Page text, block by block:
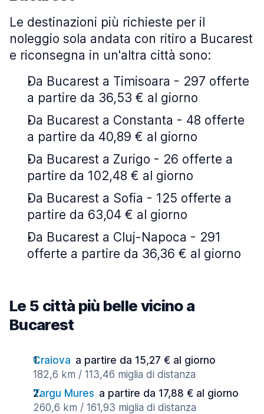
Le destinazioni più richieste per il
noleggio sola andata con ritiro a Bucarest
e riconsegna in un'altra città sono:
Da Bucarest a Timisoara - 297 offerte
a partire da 36,53 € al giorno
Da Bucarest a Constanta - 48 offerte
a partire da 40,89 € al giorno
Da Bucarest a Zurigo - 26 offerte a
partire da 102,48 € al giorno
Da Bucarest a Sofia - 125 offerte a
partire da 63,04 € al giorno
Da Bucarest a Cluj-Napoca - 291
offerte a partire da 36,36 € al giorno
Le 5 città più belle vicino a
Bucarest
Craiova a partire da 15,27 € al giorno
182,6 km / 113,46 miglia di distanza
Targu Mures a partire da 17,88 € al giorno
260,6 km / 161,93 miglia di distanza